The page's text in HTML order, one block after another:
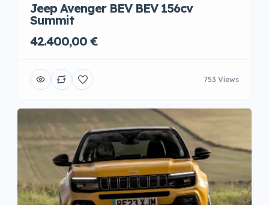
Jeep Avenger BEV BEV 156cv
Summit
42.400,00 €
753 Views